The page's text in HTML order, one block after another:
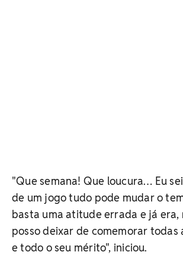
"Que semana! Que loucura… Eu
de um jogo tudo pode mudar o
basta uma atitude errada e já era,
posso deixar de comemorar todas
e todo o seu mérito", iniciou.